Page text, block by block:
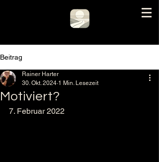
Beitrag
Motiviert?
Rainer Harter
30. Okt. 2024 1 Min. Lesezeit
7. Februar 2022